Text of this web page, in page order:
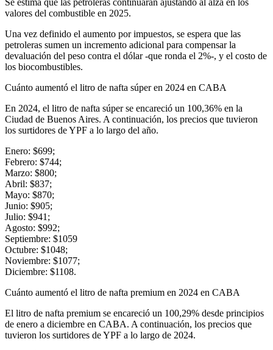
Se estima que las petroleras continuarán ajustando al alza en los
valores del combustible en 2025.
Una vez definido el aumento por impuestos, se espera que las
petroleras sumen un incremento adicional para compensar la
devaluación del peso contra el dólar -que ronda el 2%-, y el costo de
los biocombustibles.
Cuánto aumentó el litro de nafta súper en 2024 en CABA
En 2024, el litro de nafta súper se encareció un 100,36% en la
Ciudad de Buenos Aires. A continuación, los precios que tuvieron
los surtidores de YPF a lo largo del año.
Enero: $699;
Febrero: $744;
Marzo: $800;
Abril: $837;
Mayo: $870;
Junio: $905;
Julio: $941;
Agosto: $992;
Septiembre: $1059
Octubre: $1048;
Noviembre: $1077;
Diciembre: $1108.
Cuánto aumentó el litro de nafta premium en 2024 en CABA
El litro de nafta premium se encareció un 100,29% desde principios
de enero a diciembre en CABA. A continuación, los precios que
tuvieron los surtidores de YPF a lo largo de 2024.